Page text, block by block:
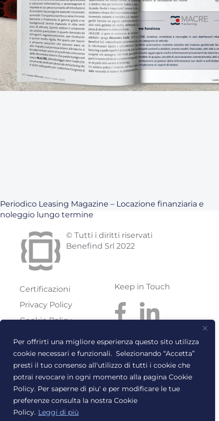
Per offrirti una migliore esperienza questo sito utilizza
cookie necessari e funzionali. Selezionando “Accetta”
presti il tuo consenso all'utilizzo di tutti i cookie che
potrai revocare in ogni momento alla pagina Cookie
Policy. Per saperne di piu' e per modificare le tue
preferenze consulta la nostra Cookie
Policy. Leggi di più
Periodico Leasing Magazine – Locazione finanziaria e
noleggio lungo termine
© Tutti i diritti riservati
Benefind Srl 2022
Certificazioni
Privacy Policy
Cookie Policy
Keep in Touch
Benefind S.r.l.
Via Pratese, 199
50145 Firenze
T. +39 055 318668
info@benefind.it
Reg. Imprese: FI
Rea: FI-614300
C.F. e P.I.:
06267240486
email@pec.benefind.it